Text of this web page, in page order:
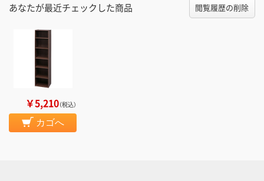
あなたが最近チェックした商品 閲覧履歴の削除
￥5,210（税込）
カゴへ